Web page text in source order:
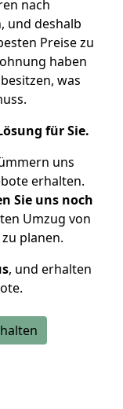
nach
und deshalb
Preise zu
haben
was
für Sie.
uns
erhalten.
Sie uns noch
Umzug von
planen.
, und erhalten